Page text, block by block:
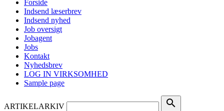
Forside
Indsend læserbrev
Indsend nyhed
Job oversigt
Jobagent
Jobs
Kontakt
Nyhedsbrev
LOG IN VIRKSOMHED
Sample page
ARTIKELARKIV search